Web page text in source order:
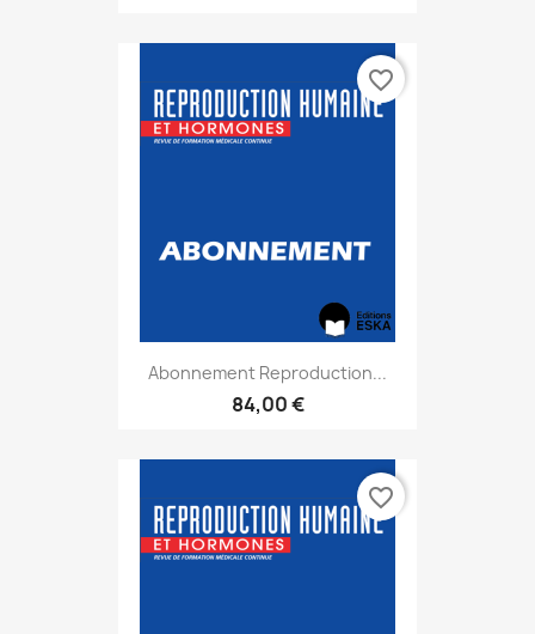
Abonnement Reproduction...
84,00 €
favorite_border
favorite_border